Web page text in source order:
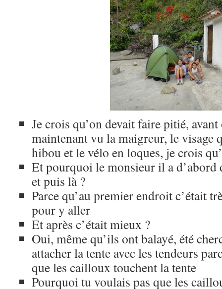
Je crois qu’on devait faire pitié,
maintenant vu la maigreur, le visage
hibou et le vélo en loques, je crois
Et pourquoi le monsieur il a d’abord
et puis là ?
Parce qu’au premier endroit c’était
pour y aller
Et après c’était mieux ?
Oui, même qu’ils ont balayé, été
attacher la tente avec les tendeurs
que les cailloux touchent la tente
Pourquoi tu voulais pas que les